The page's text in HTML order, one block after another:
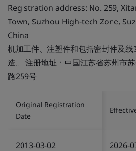
Registration address: No. 259,
Town, Suzhou High-tech Zone,
China
机加工件、注塑件和包括密封件及
造。 注册地址：中国江苏省苏州市
路259号
Original Registration
Date
2013-03-02 2026-